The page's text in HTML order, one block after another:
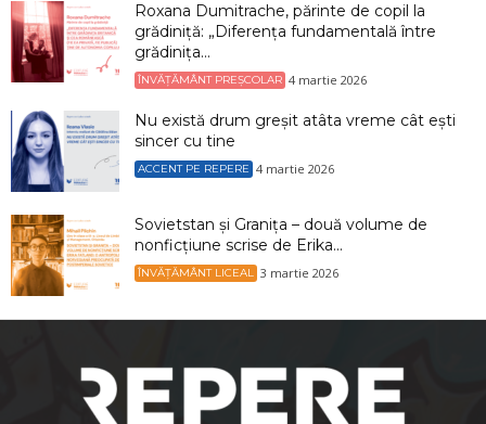
Roxana Dumitrache, părinte de copil la
grădiniță: „Diferența fundamentală între
grădinița...
ÎNVĂȚĂMÂNT PREȘCOLAR 4 martie 2026
Nu există drum greșit atâta vreme cât ești
sincer cu tine
ACCENT PE REPERE 4 martie 2026
Sovietstan și Granița – două volume de
nonficțiune scrise de Erika...
ÎNVĂȚĂMÂNT LICEAL 3 martie 2026